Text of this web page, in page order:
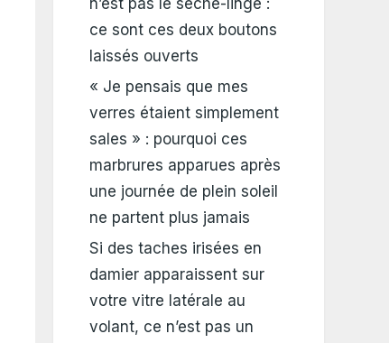
n’est pas le sèche-linge :
ce sont ces deux boutons
laissés ouverts
« Je pensais que mes
verres étaient simplement
sales » : pourquoi ces
marbrures apparues après
une journée de plein soleil
ne partent plus jamais
Si des taches irisées en
damier apparaissent sur
votre vitre latérale au
volant, ce n’est pas un